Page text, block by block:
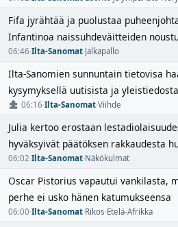
Fifa jyrähtää ja puolustaa
Infantinoa naissuhdeväitteiden
06:46·Ilta-Sanomat·Jalkapallo
Ilta-Sanomien sunnuntain tietovisa
kysymyksellä uutisista ja yleistiedosta
06:16·Ilta-Sanomat·Viihde
Julia kertoo erostaan
hyväksyivät päätöksen rakkaudesta
06:02·Ilta-Sanomat·Näkökulmat
Oscar Pistorius vapautui vankilasta,
perhe ei usko hänen katumukseensa
06:00·Ilta-Sanomat·Rikos·Etelä-Afrikka